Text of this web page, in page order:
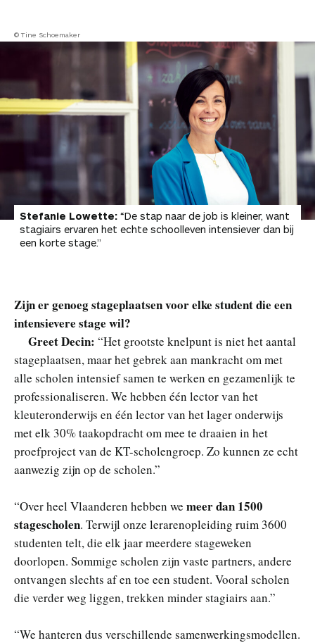
© Tine Schoemaker
Stefanie Lowette: “De stap naar de job is kleiner, want
stagiairs ervaren het echte schoolleven intensiever dan bij
een korte stage.”
Zijn er genoeg stageplaatsen voor elke student die een
intensievere stage wil?
Greet Decin: “Het grootste knelpunt is niet het aantal
stageplaatsen, maar het gebrek aan mankracht om met
alle scholen intensief samen te werken en gezamenlijk te
professionaliseren. We hebben één lector van het
kleuteronderwijs en één lector van het lager onderwijs
met elk 30% taakopdracht om mee te draaien in het
proefproject van de KT-scholengroep. Zo kunnen ze echt
aanwezig zijn op de scholen.”
“Over heel Vlaanderen hebben we meer dan 1500
stagescholen. Terwijl onze lerarenopleiding ruim 3600
studenten telt, die elk jaar meerdere stageweken
doorlopen. Sommige scholen zijn vaste partners, andere
ontvangen slechts af en toe een student. Vooral scholen
die verder weg liggen, trekken minder stagiairs aan.”
“We hanteren dus verschillende samenwerkingsmodellen.